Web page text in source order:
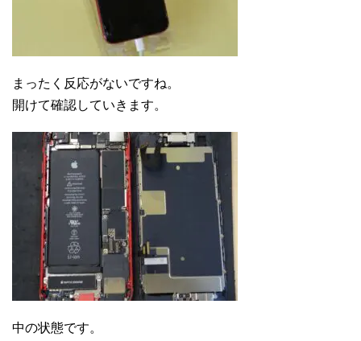
まったく反応がないですね。
開けて確認していきます。
中の状態です。